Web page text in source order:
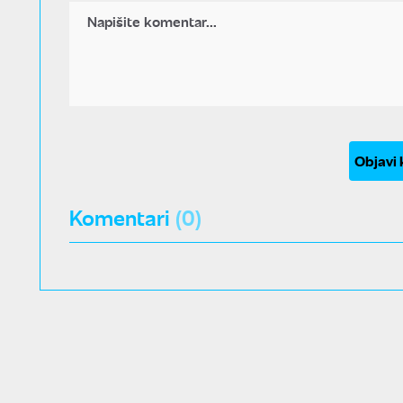
Objavi
Komentari (0)